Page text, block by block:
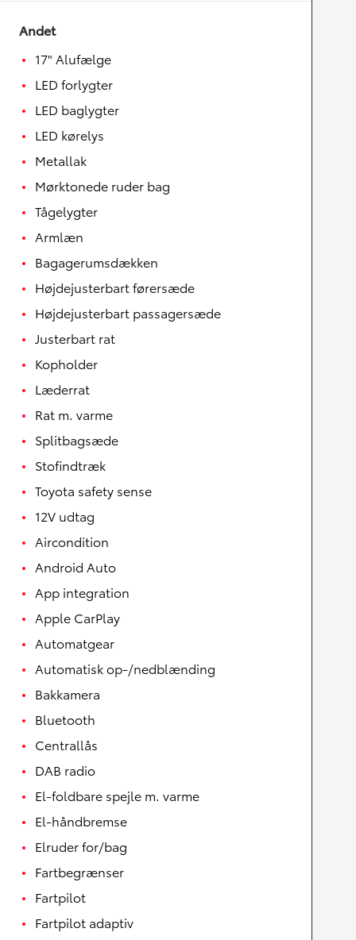
Andet
17" Alufælge
LED forlygter
LED baglygter
LED kørelys
Metallak
Mørktonede ruder bag
Tågelygter
Armlæn
Bagagerumsdækken
Højdejusterbart førersæde
Højdejusterbart passagersæde
Justerbart rat
Kopholder
Læderrat
Rat m. varme
Splitbagsæde
Stofindtræk
Toyota safety sense
12V udtag
Aircondition
Android Auto
App integration
Apple CarPlay
Automatgear
Automatisk op-/nedblænding
Bakkamera
Bluetooth
Centrallås
DAB radio
El-foldbare spejle m. varme
El-håndbremse
Elruder for/bag
Fartbegrænser
Fartpilot
Fartpilot adaptiv